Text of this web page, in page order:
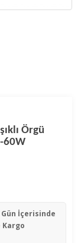
Örgü
60W
Gün İçerisinde
Kargo